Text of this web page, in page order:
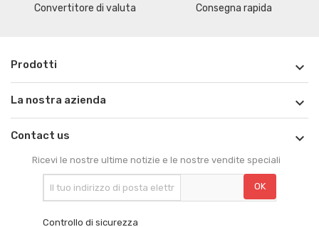
Convertitore di valuta Consegna rapida
Prodotti 
La nostra azienda 
Contact us 
Ricevi le nostre ultime notizie e le nostre vendite speciali
Controllo di sicurezza